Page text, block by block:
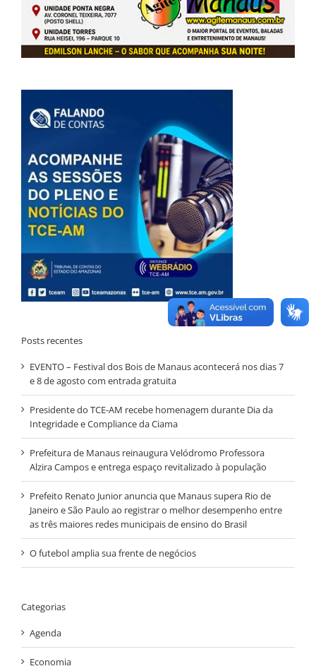
Posts recentes
EVENTO – Festival dos Bois de Manaus acontecerá nos dias 7
e 8 de agosto com entrada gratuita
Presidente do TCE-AM recebe homenagem durante Dia da
Integridade e Compliance da Ciama
Prefeitura de Manaus reinaugura Velódromo Professora
Alzira Campos e entrega espaço revitalizado à população
Prefeito Renato Junior anuncia que Manaus supera Rio de
Janeiro e São Paulo ao registrar o melhor desempenho entre
as três maiores redes municipais de ensino do Brasil
O futebol amplia sua frente de negócios
Categorias
Agenda
Economia